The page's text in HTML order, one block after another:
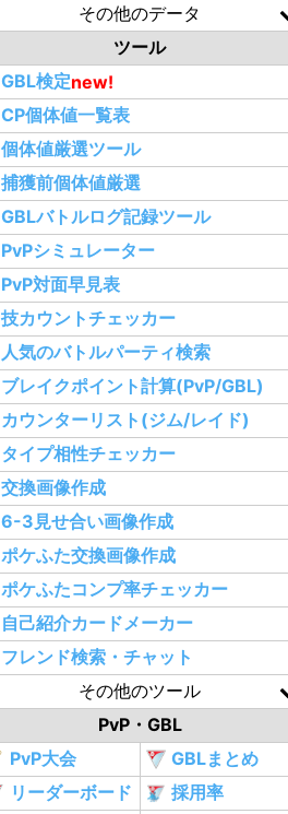
その他のデータ
ツール
GBL検定new!
CP個体値一覧表
個体値厳選ツール
捕獲前個体値厳選
GBLバトルログ記録ツール
PvPシミュレーター
PvP対面早見表
技カウントチェッカー
人気のバトルパーティ検索
ブレイクポイント計算(PvP/GBL)
カウンターリスト(ジム/レイド)
タイプ相性チェッカー
交換画像作成
6-3見せ合い画像作成
ポケふた交換画像作成
ポケふたコンプ率チェッカー
自己紹介カードメーカー
フレンド検索・チャット
その他のツール
PvP・GBL
PvP大会
GBLまとめ
リーダーボード
採用率